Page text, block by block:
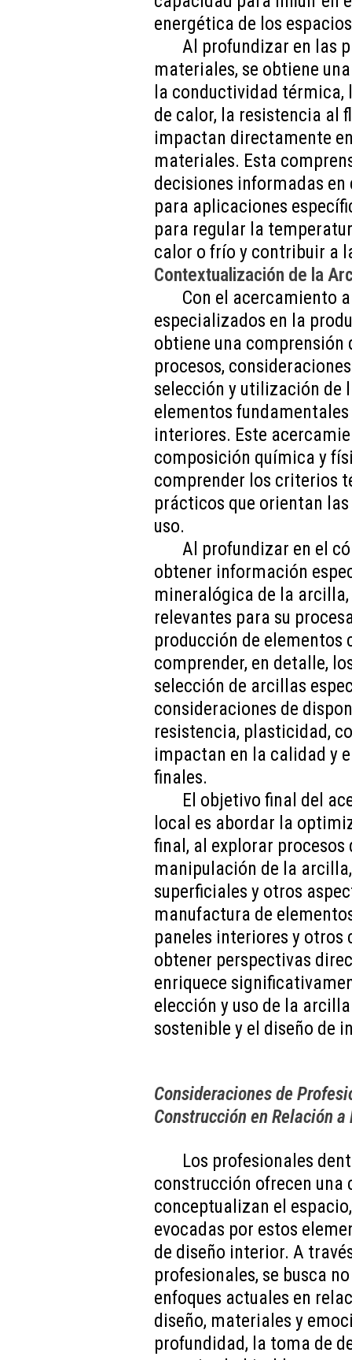
energética de los
Al profundizar en las
materiales, se obtiene
la conductividad
de calor, la resistencia al
impactan directamente
materiales. Esta
decisiones informadas
para aplicaciones
para regular la
calor o frío y contribuir a
Contextualización de la
Con el acercamiento
especializados en la
obtiene una
procesos,
selección y utilización de
elementos
interiores. Este
composición química y
comprender los criterios
prácticos que orientan
uso.
Al profundizar en el
obtener información
mineralógica de la
relevantes para su
producción de elementos
comprender, en detalle,
selección de arcillas
consideraciones de
resistencia, plasticidad,
impactan en la calidad y
finales.
El objetivo final del
local es abordar la
final, al explorar
manipulación de la
superficiales y otros
manufactura de
paneles interiores y
obtener perspectivas
enriquece
elección y uso de la
sostenible y el diseño de
Consideraciones de
Construcción en Relación
Los profesionales
construcción ofrecen
conceptualizan el
evocadas por estos
de diseño interior. A
profesionales, se busca
enfoques actuales en
diseño, materiales y
profundidad, la toma de